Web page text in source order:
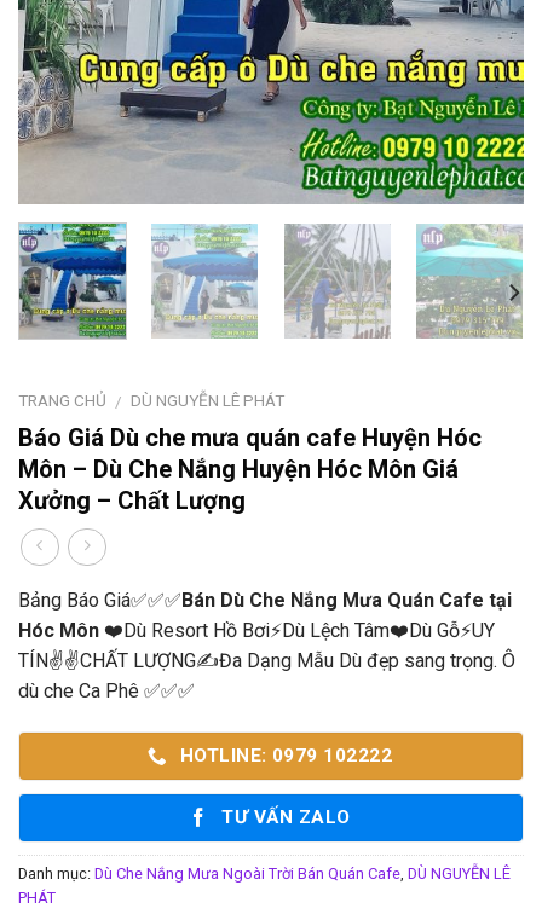
TRANG CHỦ / DÙ NGUYỄN LÊ PHÁT
Báo Giá Dù che mưa quán cafe Huyện Hóc
Môn – Dù Che Nắng Huyện Hóc Môn Giá
Xưởng – Chất Lượng
Bảng Báo Giá✅✅✅ Bán Dù Che Nắng Mưa Quán Cafe tại
Hóc Môn ❤️Dù Resort Hồ Bơi⚡Dù Lệch Tâm❤️Dù Gỗ⚡UY
TÍN✌✌CHẤT LƯỢNG✍Đa Dạng Mẫu Dù đẹp sang trọng. Ô
dù che Ca Phê ✅✅✅
HOTLINE: 0979 102222
TƯ VẤN ZALO
Danh mục: Dù Che Nắng Mưa Ngoài Trời Bán Quán Cafe, DÙ NGUYỄN LÊ
PHÁT